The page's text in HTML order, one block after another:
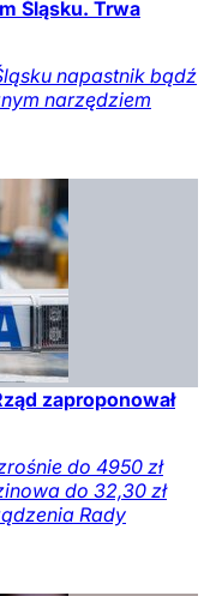
Śląsku. Trwa
napastnik bądź
narzędziem
zaproponował
do 4950 zł
do 32,30 zł
Rady